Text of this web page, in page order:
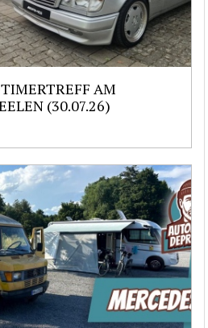
AM
(30.07.26)